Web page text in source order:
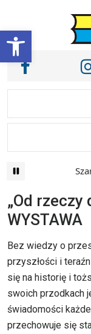
Otwórz
Main
Nasze
Facebook
„Od rzeczy
WYSTAWA
Bez wiedzy o
przyszłości i
się na historię i
swoich przodkach
świadomości
przechowuje się